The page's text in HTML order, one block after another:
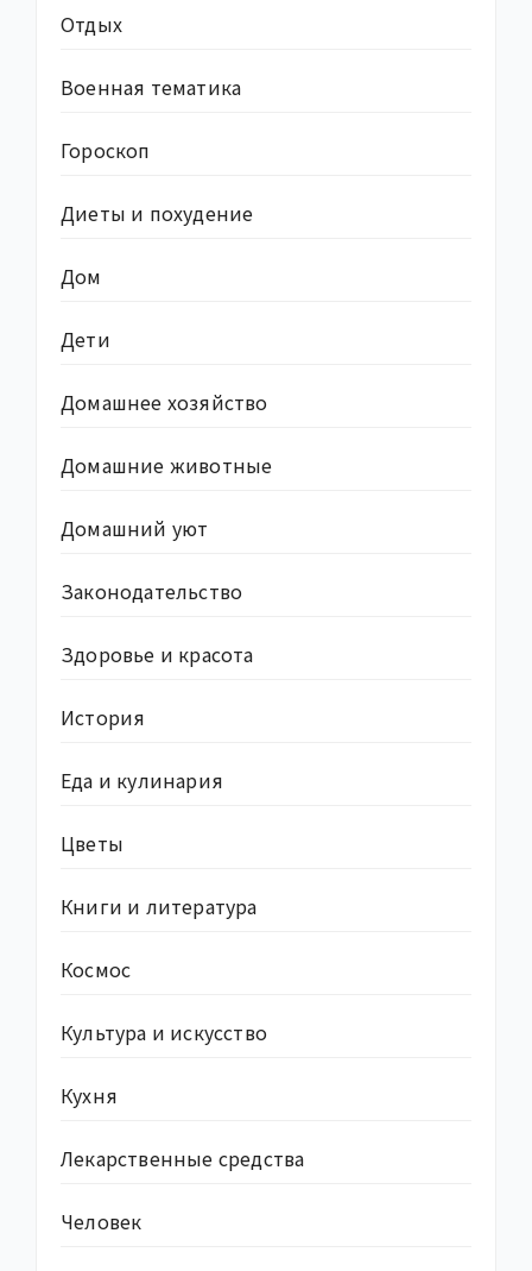
Отдых
Военная тематика
Гороскоп
Диеты и похудение
Дом
Дети
Домашнее хозяйство
Домашние животные
Домашний уют
Законодательство
Здоровье и красота
История
Еда и кулинария
Цветы
Книги и литература
Космос
Культура и искусство
Кухня
Лекарственные средства
Человек